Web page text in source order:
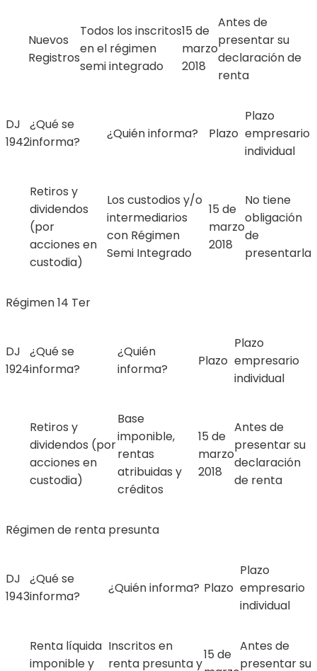
Nuevos
Registros
Todos los inscritos
en el régimen
semi integrado
15 de
marzo
2018
Antes de
presentar su
declaración de
renta
DJ
1942
¿Qué se
informa?
¿Quién informa? Plazo
Plazo
empresario
individual
Retiros y
dividendos
(por
acciones en
custodia)
Los custodios y/o
intermediarios
con Régimen
Semi Integrado
15 de
marzo
2018
No tiene
obligación
de
presentarla
Régimen 14 Ter
DJ
1924
¿Qué se
informa?
¿Quién
informa?
Plazo
Plazo
empresario
individual
Retiros y
dividendos (por
acciones en
custodia)
Base
imponible,
rentas
atribuidas y
créditos
15 de
marzo
2018
Antes de
presentar su
declaración
de renta
Régimen de renta presunta
DJ
1943
¿Qué se
informa?
¿Quién informa? Plazo
Plazo
empresario
individual
Renta líquida
imponible y
Inscritos en
renta presunta y
15 de
Antes de
presentar su